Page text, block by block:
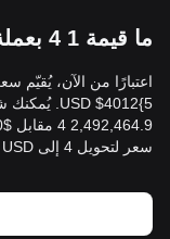
ما قيمة 1 4 بعملة United States Dollar؟
سعر لتحويل 4 إلى USD هو -- USD، وأقل سعر 4 إلى USD هو -- USD.